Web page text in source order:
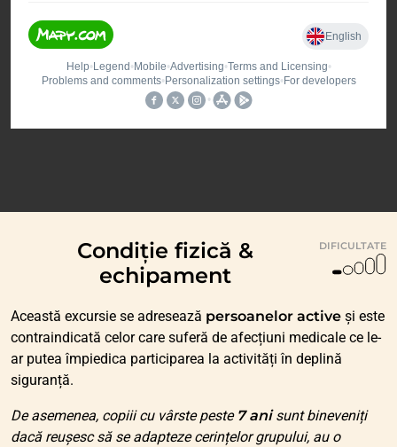
Condiție fizică &
echipament
DIFICULTATE
Această excursie se adresează persoanelor active și este
contraindicată celor care suferă de afecțiuni medicale ce le-
ar putea împiedica participarea la activități în deplină
siguranță.
De asemenea, copiii cu vârste peste 7 anisunt bineveniți
dacă reușesc să se adapteze cerințelor grupului, au o